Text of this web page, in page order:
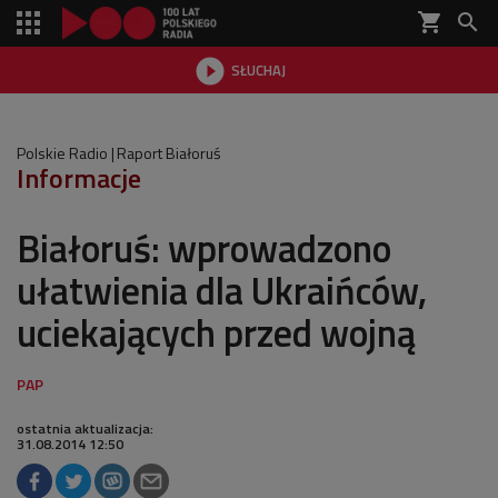
shopping_cart 
 SŁUCHAJ

Polskie Radio Raport Białoruś
Informacje
Białoruś: wprowadzono
ułatwienia dla Ukraińców,
uciekających przed wojną
ostatnia aktualizacja:
31.08.2014 12:50